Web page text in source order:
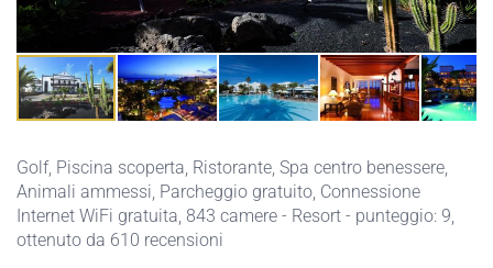
Golf, Piscina scoperta, Ristorante, Spa centro benessere,
Animali ammessi, Parcheggio gratuito, Connessione
Internet WiFi gratuita, 843 camere - Resort - punteggio: 9,
ottenuto da 610 recensioni